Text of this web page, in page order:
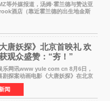
外媒报道，汤姆·霍兰德与赞达亚
酒店（靠近霍兰德的出生地金斯
祝
唐妖探》北京首映礼 欢
观众盛赞：“夯！”
网讯www yule com cn 8月6日，
剧探案动画电影《大唐妖探》在北京
映礼。导演程腾、联合导演黄珉、总
建、制片人李莹莹，配音导演张喆，
寅，领
闻